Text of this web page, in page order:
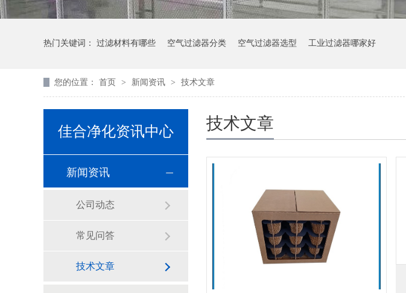
热门关键词： 过滤材料有哪些 空气过滤器分类 空气过滤器选型 工业过滤器哪家好
您的位置： 首页 > 新闻资讯 > 技术文章
佳合净化资讯中心
新闻资讯
公司动态
常见问答
技术文章
技术文章